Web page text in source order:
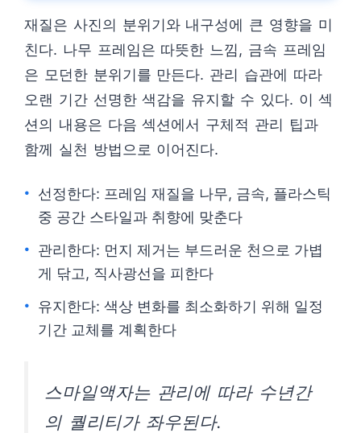
재질은 사진의 분위기와 내구성에 큰 영향을 미
친다. 나무 프레임은 따뜻한 느낌, 금속 프레임
은 모던한 분위기를 만든다. 관리 습관에 따라
오랜 기간 선명한 색감을 유지할 수 있다. 이 섹
션의 내용은 다음 섹션에서 구체적 관리 팁과
함께 실천 방법으로 이어진다.
선정한다: 프레임 재질을 나무, 금속, 플라스틱
중 공간 스타일과 취향에 맞춘다
관리한다: 먼지 제거는 부드러운 천으로 가볍
게 닦고, 직사광선을 피한다
유지한다: 색상 변화를 최소화하기 위해 일정
기간 교체를 계획한다
스마일액자는 관리에 따라 수년간
의 퀄리티가 좌우된다.